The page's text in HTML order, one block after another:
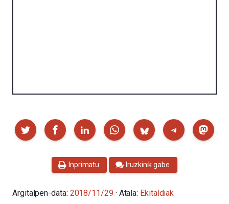
Partekatu
Inprimatu Iruzkinik gabe
Argitalpen-data: 2018/11/29 · Atala: Ekitaldiak